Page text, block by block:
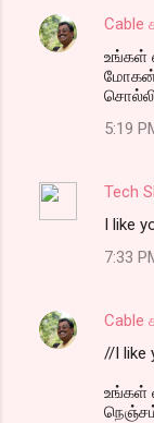
Cable
உங்கள்
5:19
Tech
I like
7:33
Cable
//I like
உங்கள்